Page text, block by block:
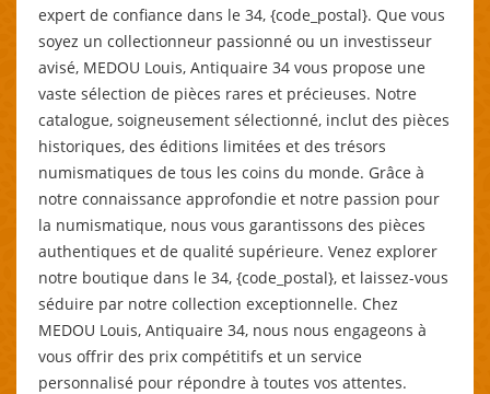
expert de confiance dans le 34, {code_postal}. Que vous
soyez un collectionneur passionné ou un investisseur
avisé, MEDOU Louis, Antiquaire 34 vous propose une
vaste sélection de pièces rares et précieuses. Notre
catalogue, soigneusement sélectionné, inclut des pièces
historiques, des éditions limitées et des trésors
numismatiques de tous les coins du monde. Grâce à
notre connaissance approfondie et notre passion pour
la numismatique, nous vous garantissons des pièces
authentiques et de qualité supérieure. Venez explorer
notre boutique dans le 34, {code_postal}, et laissez-vous
séduire par notre collection exceptionnelle. Chez
MEDOU Louis, Antiquaire 34, nous nous engageons à
vous offrir des prix compétitifs et un service
personnalisé pour répondre à toutes vos attentes.